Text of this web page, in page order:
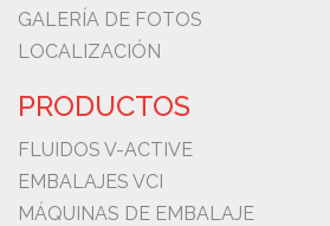
GALERÍA DE FOTOS
LOCALIZACIÓN
PRODUCTOS
FLUIDOS V-ACTIVE
EMBALAJES VCI
MÁQUINAS DE EMBALAJE